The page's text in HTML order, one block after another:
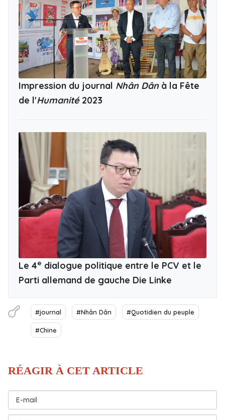
Impression du journal Nhân Dânà la Fête
de l'Humanité2023
Le 4e dialogue politique entre le PCV et le
Parti allemand de gauche Die Linke
#journal #Nhân Dân #Quotidien du peuple
#Chine